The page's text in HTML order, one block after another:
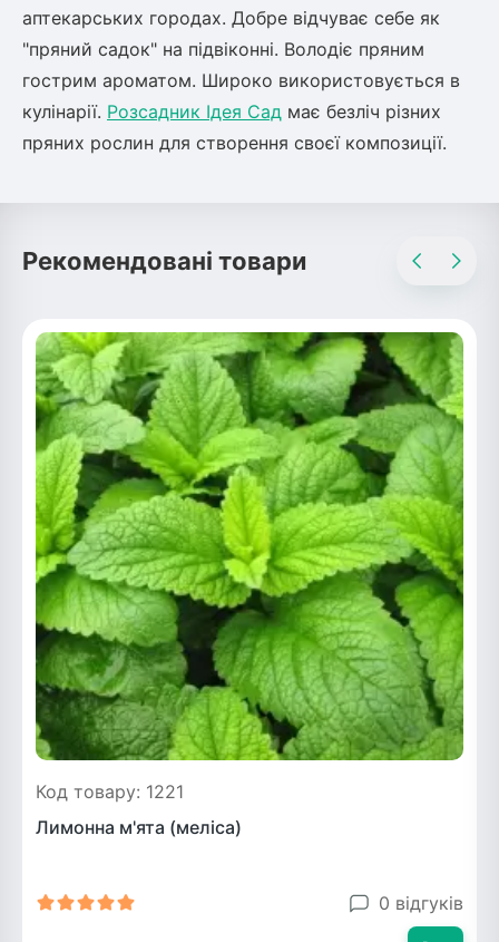
Абрикос
Обліпиха
Бобовник (Жерновець)
Калина
Бузина
Багаторічні рослини
Лаванда
Очиток (седум)
Вівсяниця
Барвінок
Чемерник (морозник)
Рослини що в'ються
Гліцинія (Вістерія)
Жимолость декоративна
Плющ
Клематіс
аптекарських городах. Добре відчуває себе як
"пряний садок" на підвіконні. Володіє пряним
гострим ароматом. Широко використовується в
кулінарії. Розсадник Ідея Сад має безліч різних
пряних рослин для створення своєї композиції.
Рекомендовані товари
Код товару: 1221
Лимонна м'ята (меліса)
0 відгуків